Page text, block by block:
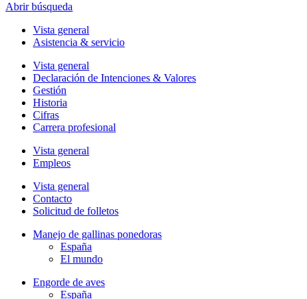
Abrir búsqueda
Vista general
Asistencia & servicio
Vista general
Declaración de Intenciones & Valores
Gestión
Historia
Cifras
Carrera profesional
Vista general
Empleos
Vista general
Contacto
Solicitud de folletos
Manejo de gallinas ponedoras
España
El mundo
Engorde de aves
España